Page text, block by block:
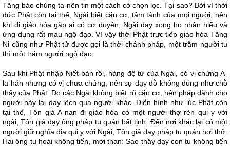
Tăng bảo chúng ta nên tin một cách có chọn lọc. Tại sao? Bởi vì thời
đức Phật còn tại thế, Ngài biết căn cơ, tâm tánh của mọi người, nên
khi đi giáo hóa gặp ai có cơ duyên, Ngài dạy xong họ nhận hiểu và
ứng dụng rất mau ngộ đạo. Vì vậy thời Phật trực tiếp giáo hóa Tăng
Ni cũng như Phật tử được gọi là thời chánh pháp, một trăm người tu
thì một trăm người ngộ đạo.
Sau khi Phật nhập Niết-bàn rồi, hàng đệ tử của Ngài, có vị chứng A-
la-hán nhưng có vị chưa chứng, nên sự dạy dỗ không đúng như chỗ
thấy của Phật. Do các Ngài không biết rõ căn cơ, nên pháp dành cho
người này lại dạy lệch qua người khác. Điển hình như lúc Phật còn
tại thế, Tôn giả A-nan đi giáo hóa có một người thợ rèn qui y với
ngài, Tôn giả dạy ông pháp tu quán bất tịnh. Đến nơi khác lại có một
người giữ nghĩa địa qui y với Ngài, Tôn giả dạy pháp tu quán hơi thở.
Hai ông tu hoài không tiến, mới than: Sao thầy dạy con tu không tiến